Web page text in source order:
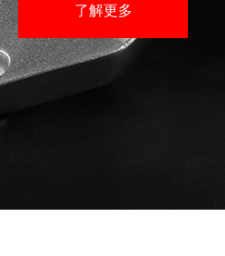
了解更多